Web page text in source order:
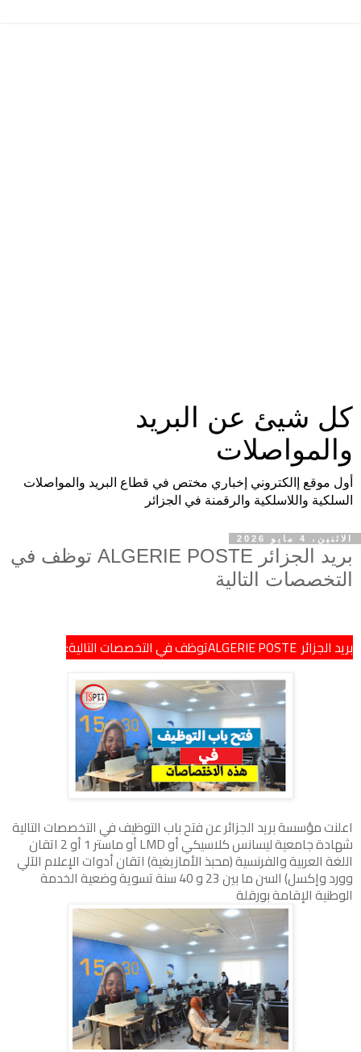
كل شيئ عن البريد
والمواصلات
أول موقع إالكتروني إخباري مختص في قطاع البريد والمواصلات
السلكية واللاسلكية والرقمنة في الجزائر
الاثنين، 4 مايو 2026
بريد الجزائر ALGERIE POSTE توظف في
التخصصات التالية
بريد الجزائر ALGERIE POSTEتوظف في التخصصات التالية:
اعلنت مؤسسة بريد الجزائر عن فتح باب التوظيف في التخصصات التالية
شهادة جامعية ليسانس كلاسيكي أو LMD أو ماستر 1 أو 2 اتقان
اللغة العربية والفرنسية (محبذ الأمازيغية) اتقان أدوات الإعلام الآلي
وورد وإكسل) السن ما بين 23 و 40 سنة تسوية وضعية الخدمة
الوطنية الإقامة بورقلة